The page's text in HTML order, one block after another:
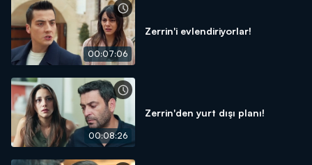
00:07:06
Zerrin'i evlendiriyorlar!
00:08:26
Zerrin'den yurt dışı planı!